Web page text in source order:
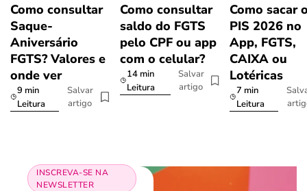
Como consultar
Saque-
Aniversário
FGTS? Valores e
onde ver
9 min
Leitura
Salvar
artigo
Como consultar
saldo do FGTS
pelo CPF ou app
com o celular?
14 min
Leitura
Salvar
artigo
Como sacar
PIS 2026 no
App, FGTS,
CAIXA ou
Lotéricas
7 min
Leitura
INSCREVA-SE NA
NEWSLETTER